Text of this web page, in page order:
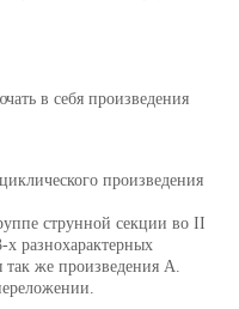
в себя произведения
произведения
струнной секции во II
разнохарактерных
же произведения А.